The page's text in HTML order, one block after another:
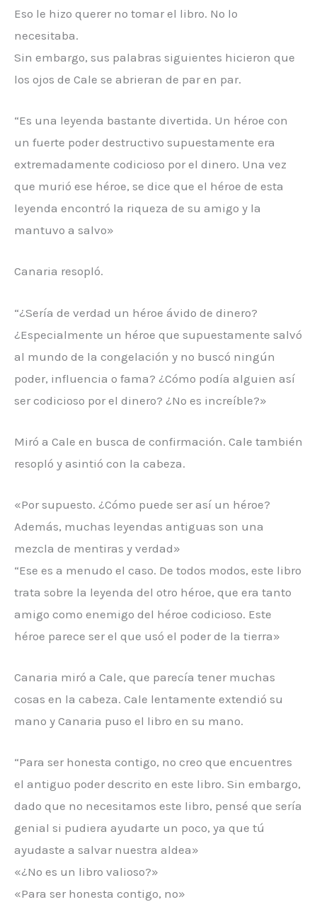
Eso le hizo querer no tomar el libro. No lo
necesitaba.
Sin embargo, sus palabras siguientes hicieron que
los ojos de Cale se abrieran de par en par.
“Es una leyenda bastante divertida. Un héroe con
un fuerte poder destructivo supuestamente era
extremadamente codicioso por el dinero. Una vez
que murió ese héroe, se dice que el héroe de esta
leyenda encontró la riqueza de su amigo y la
mantuvo a salvo»
Canaria resopló.
“¿Sería de verdad un héroe ávido de dinero?
¿Especialmente un héroe que supuestamente salvó
al mundo de la congelación y no buscó ningún
poder, influencia o fama? ¿Cómo podía alguien así
ser codicioso por el dinero? ¿No es increíble?»
Miró a Cale en busca de confirmación. Cale también
resopló y asintió con la cabeza.
«Por supuesto. ¿Cómo puede ser así un héroe?
Además, muchas leyendas antiguas son una
mezcla de mentiras y verdad»
“Ese es a menudo el caso. De todos modos, este libro
trata sobre la leyenda del otro héroe, que era tanto
amigo como enemigo del héroe codicioso. Este
héroe parece ser el que usó el poder de la tierra»
Canaria miró a Cale, que parecía tener muchas
cosas en la cabeza. Cale lentamente extendió su
mano y Canaria puso el libro en su mano.
“Para ser honesta contigo, no creo que encuentres
el antiguo poder descrito en este libro. Sin embargo,
dado que no necesitamos este libro, pensé que sería
genial si pudiera ayudarte un poco, ya que tú
ayudaste a salvar nuestra aldea»
«¿No es un libro valioso?»
«Para ser honesta contigo, no»